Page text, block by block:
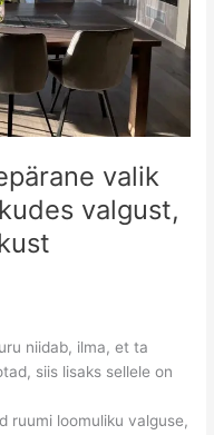
valik
valgust,
niidab, ilma, et ta
siis lisaks sellele on
ruumi loomuliku valguse,